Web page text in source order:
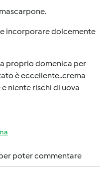
incorporare dolcemente
proprio domenica per
è eccellente..crema
niente rischi di uova
poter commentare